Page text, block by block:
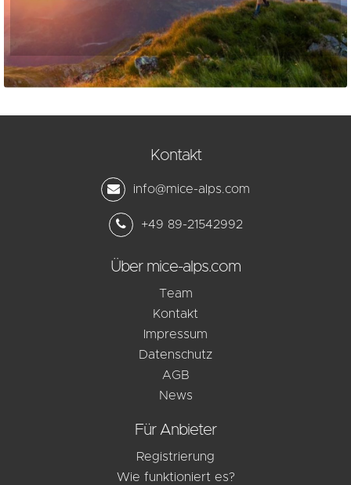
Kontakt
info@mice-alps.com
+49 89-21542992
Über mice-alps.com
Team
Kontakt
Impressum
Datenschutz
AGB
News
Für Anbieter
Registrierung
Wie funktioniert es?